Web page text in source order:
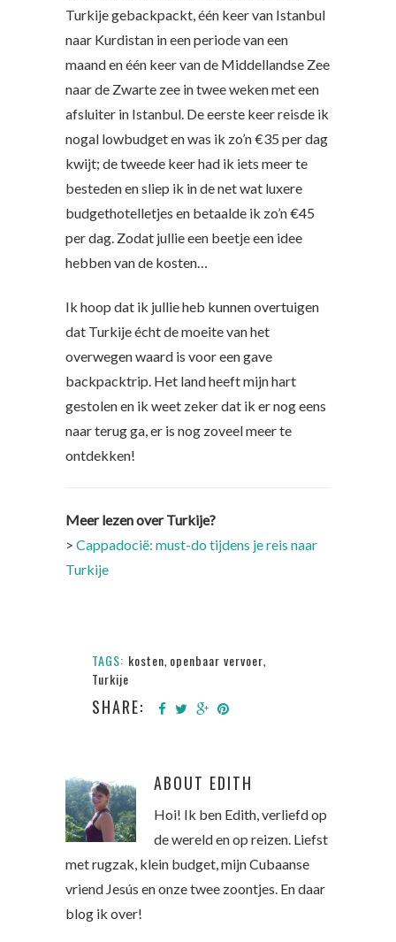
Turkije gebackpackt, één keer van Istanbul
naar Kurdistan in een periode van een
maand en één keer van de Middellandse Zee
naar de Zwarte zee in twee weken met een
afsluiter in Istanbul. De eerste keer reisde ik
nogal lowbudget en was ik zo’n €35 per dag
kwijt; de tweede keer had ik iets meer te
besteden en sliep ik in de net wat luxere
budgethotelletjes en betaalde ik zo’n €45
per dag. Zodat jullie een beetje een idee
hebben van de kosten…
Ik hoop dat ik jullie heb kunnen overtuigen
dat Turkije écht de moeite van het
overwegen waard is voor een gave
backpacktrip. Het land heeft mijn hart
gestolen en ik weet zeker dat ik er nog eens
naar terug ga, er is nog zoveel meer te
ontdekken!
Meer lezen over Turkije?
> Cappadocië: must-do tijdens je reis naar
Turkije
TAGS: kosten, openbaar vervoer,
Turkije
SHARE:
ABOUT EDITH
Hoi! Ik ben Edith, verliefd op
de wereld en op reizen. Liefst
met rugzak, klein budget, mijn Cubaanse
vriend Jesús en onze twee zoontjes. En daar
blog ik over!